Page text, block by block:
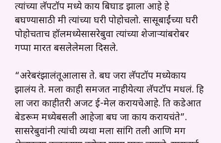
त्यांच्या लॅपटॉप मध्ये काय बिघाड झाला आहे हे
बघण्यासाठी मी त्यांच्या घरी पोहोचलो. सासूबाईंच्या घरी
पोहोचताच हॉलमध्येसासरेबुवा त्यांच्या शेजाऱ्यांबरोबर
गप्पा मारत बसलेलेमला दिसले.
“अरेबरंझालंतूआलास ते. बघ जरा लॅपटॉप मध्येकाय
झालंय ते. मला काही समजत नाहीयेत्या लॅपटॉप मधलं. हि
ला जरा काहीतरी अर्जंट ई-मेल करायचेआहे. ति कडेआत
बेडरूम मध्येबसली आहेजा बघ जा काय करायचंते”.
सासरेबुवांनी त्यांची व्यथा मला सांगि तली आणि मग